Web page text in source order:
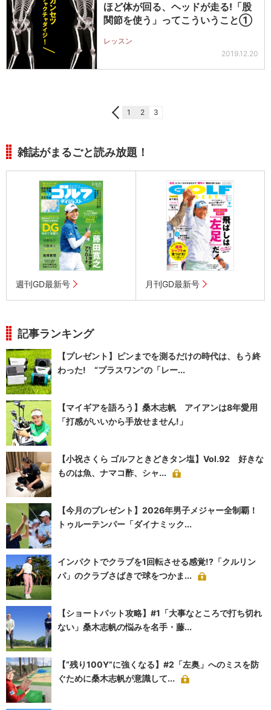
ほど体が回る、ヘッドが走る!「股
関節を使う」ってこういうこと①
レッスン
2019.12.20
1 2 3
雑誌がまるごと読み放題！
週刊GD最新号 月刊GD最新号
記事ランキング
【プレゼント】ピンまでを測るだけの時代は、もう終
わった! “プラスワン”の「レー...
【マイギアを語ろう】桑木志帆 アイアンは8年愛用
「打感がいいから手放せません!」
【小祝さくら ゴルフときどきタン塩】Vol.92 好きな
ものは魚、ナマコ酢、シャ...
【今月のプレゼント】2026年男子メジャー全制覇！
トゥルーテンパー「ダイナミック...
インパクトでクラブを1回転させる感覚!?「クルリン
パ」のクラブさばきで球をつかま...
【ショートパット攻略】#1「大事なところで打ち切れ
ない」桑木志帆の悩みを名手・藤...
【“残り100Y”に強くなる】#2「左奥」へのミスを防
ぐために桑木志帆が意識して...